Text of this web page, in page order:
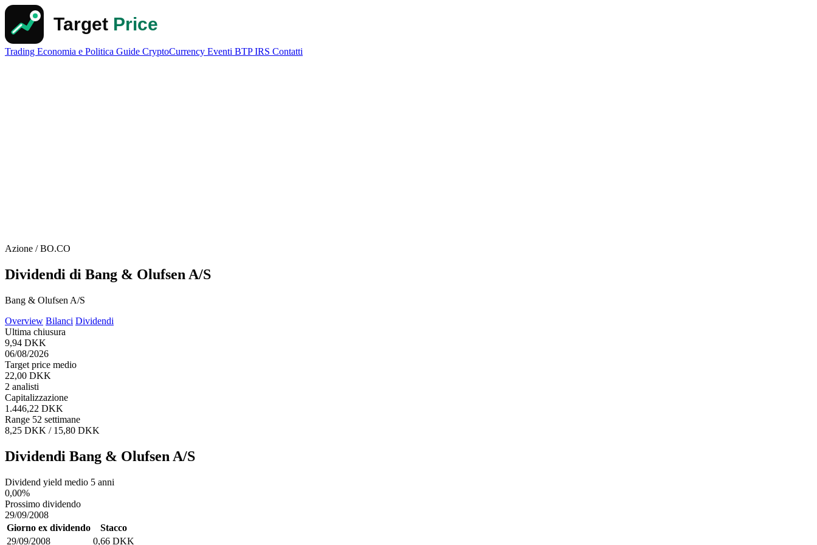
Trading Economia e Politica Guide CryptoCurrency Eventi BTPIRS Contatti
Azione / BO.CO
Dividendi di Bang & Olufsen A/S
Bang & Olufsen A/S
Overview Bilanci Dividendi
Ultima chiusura
9,94 DKK
06/08/2026
Target price medio
22,00 DKK
2 analisti
Capitalizzazione
1.446,22 DKK
Range 52 settimane
8,25 DKK / 15,80 DKK
Dividendi Bang & Olufsen A/S
Dividend yield medio 5 anni
0,00%
Prossimo dividendo
29/09/2008
Giorno ex dividendo
Stacco
29/09/2008
0,66 DKK